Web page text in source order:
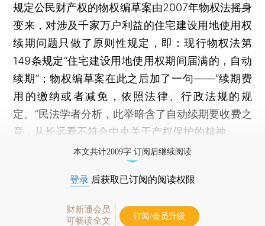
规定公民财产权的物权编草案由2007年物权法摇身
变来，对涉及千家万户利益的住宅建设用地使用权
续期问题只做了原则性规定，即：现行物权法第
149条规定“住宅建设用地使用权期间届满的，自动
续期”；物权编草案在此之后加了一句——“续期费
用的缴纳或者减免，依照法律、行政法规的规
定。”民法学者分析，此举暗含了自动续期要收费之
意，从长远看不符合中央关于产权保护的精神。
本文共计2009字 订阅后继续阅读
登录 后获取已订阅的阅读权限
财新通会员
可畅读全文
订阅/会员升级